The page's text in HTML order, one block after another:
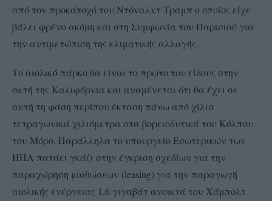
από τον προκάτοχό του Ντόναλντ Τραμπ ο οποίος είχε
βάλει φρένο ακόμη και στη Συμφωνία του Παρισιού για
την αντιμετώπιση της κλιματικής αλλαγής.
Το αιολικό πάρκο θα είναι το πρώτο του είδους στην
ακτή της Καλιφόρνια και αναμένεται ότι θα έχει σε
αυτή τη φάση περίπου έκταση πάνω από χίλια
τετραγωνικά χιλιόμετρα στα βορειοδυτικά του Κόλπου
του Μόρο. Παράλληλα το υπουργείο Εσωτερικών των
ΗΠΑ πατάει γκάζι στην έγκριση σχεδίων για την
παραχώρηση μισθώσεων (leasing) για την παραγωγή
αιολικής ενέργειας 1,6 γιγαβάτ ανοικτά του Χάμπολτ